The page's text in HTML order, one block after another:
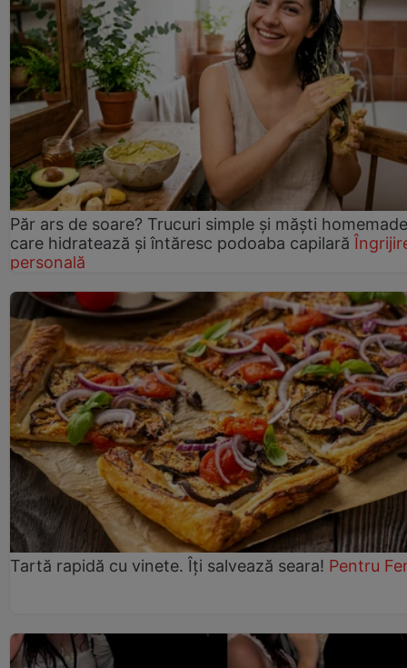
Păr ars de soare? Trucuri simple și măști homemade
care hidratează și întăresc podoaba capilară
personală
Tartă rapidă cu vinete. Îți salvează seara! Pentru